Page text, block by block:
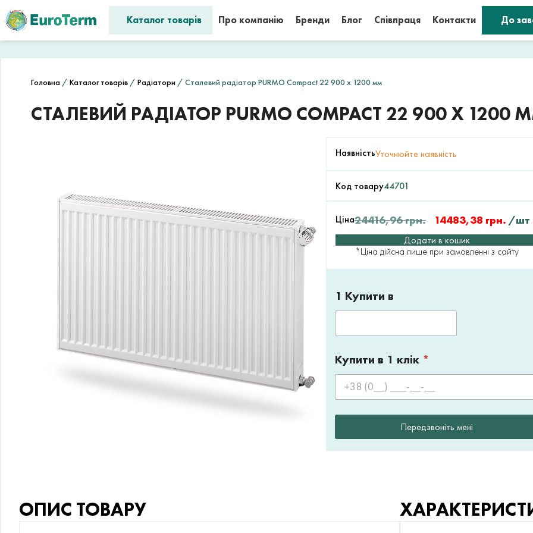
Каталог товарів Про компанію Бренди Блог Співпраця Контакти До
Головна / Каталог товарів / Радіатори / Сталевий радіатор PURMO Compact 22 900 x 1200 мм
СТАЛЕВИЙ РАДІАТОР PURMO COMPACT 22 900 X 1200
НаявністьУточнюйте наявність
Код товару44701
Ціна24416,96грн. 14483,38 грн. /шт
Додати в кошик
*Ціна дійсна лише при замовленні з сайту
1 Купити в
Купити в 1 клік *
Передзвоніть мені
ОПИС ТОВАРУ